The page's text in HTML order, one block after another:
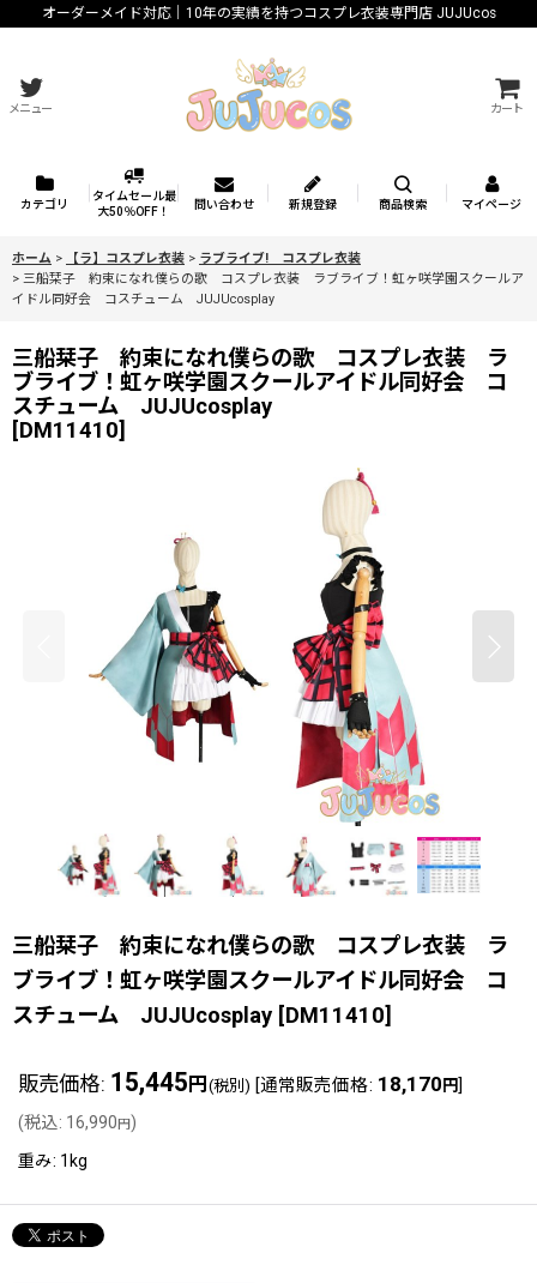
オーダーメイド対応｜10年の実績を持つコスプレ衣装専門店 JUJUcos
メニュー カート
カテゴリ
タイムセール最
大50％OFF！
問い合わせ 新規登録 商品検索 マイページ
ホーム > 【ラ】コスプレ衣装 > ラブライブ! コスプレ衣装
> 三船栞子 約束になれ僕らの歌 コスプレ衣装 ラブライブ！虹ヶ咲学園スクールア
イドル同好会 コスチューム JUJUcosplay
三船栞子 約束になれ僕らの歌 コスプレ衣装 ラ
ブライブ！虹ヶ咲学園スクールアイドル同好会 コ
スチューム JUJUcosplay
[DM11410]
三船栞子 約束になれ僕らの歌 コスプレ衣装 ラ
ブライブ！虹ヶ咲学園スクールアイドル同好会 コ
スチューム JUJUcosplay [DM11410]
販売価格: 15,445 円 (税別) [通常販売価格: 18,170 円]
(税込: 16,990円)
重み: 1kg